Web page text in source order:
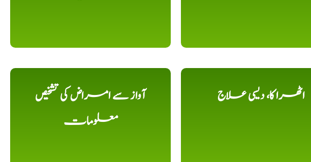
آواز سے امراض کی تشخیص
معلومات
اٹھرا کا، دیسی علاج